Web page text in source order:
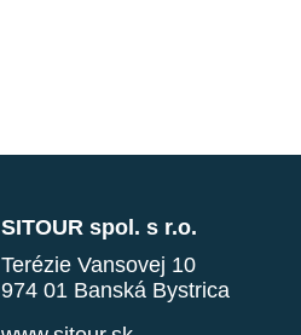
SITOUR spol. s r.o.
Terézie Vansovej 10
974 01 Banská Bystrica